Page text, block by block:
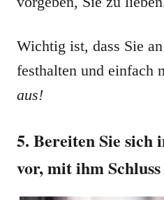
Wichtig ist, dass Sie
festhalten und einfach
aus!
5. Bereiten Sie sich
vor, mit ihm